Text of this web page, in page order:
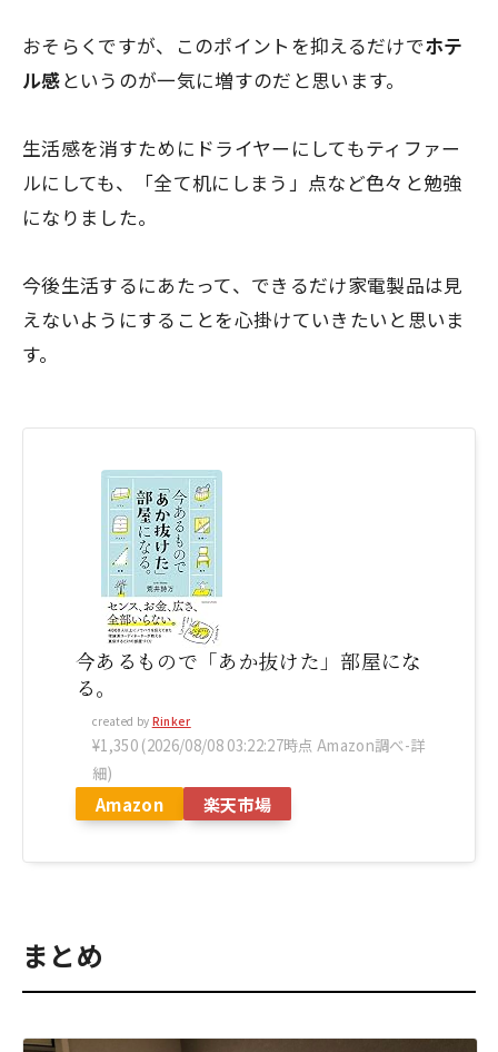
おそらくですが、このポイントを抑えるだけでホテ
ル感というのが一気に増すのだと思います。
生活感を消すためにドライヤーにしてもティファー
ルにしても、「全て机にしまう」点など色々と勉強
になりました。
今後生活するにあたって、できるだけ家電製品は見
えないようにすることを心掛けていきたいと思いま
す。
今あるもので「あか抜けた」部屋にな
る。
created by Rinker
¥1,350 (2026/08/08 03:22:27時点 Amazon調べ-詳
細)
Amazon 楽天市場
まとめ